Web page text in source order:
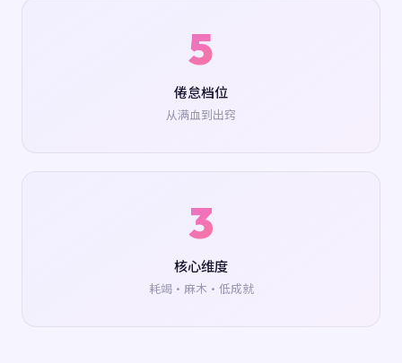
5
倦怠档位
从满血到出窍
3
核心维度
耗竭·麻木·低成就